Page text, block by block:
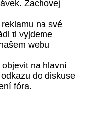
Zachovej
na své
ti vyjdeme
webu
na hlavní
do diskuse
fóra.